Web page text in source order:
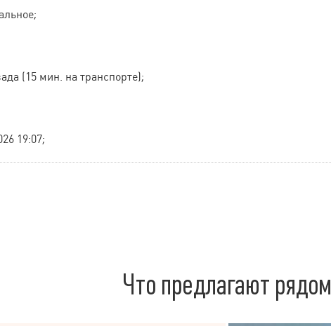
(15 мин. на транспорте);
19:07;
Что предлагают рядом